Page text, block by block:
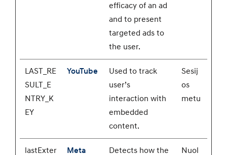
efficacy of an ad
and to present
targeted ads to
the user.
LAST_RE
SULT_E
NTRY_K
EY
YouTube
Used to track
user’s
interaction with
embedded
content.
Sesij
os
metu
lastExter
Meta
Detects how the
Nuol